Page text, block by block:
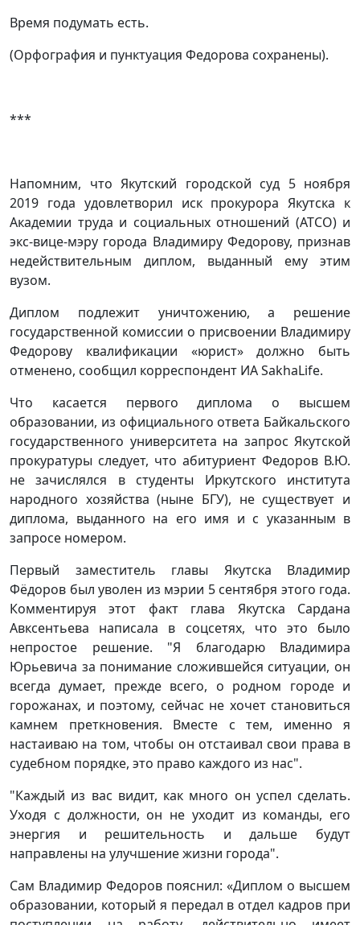
Время подумать есть.
(Орфография и пунктуация Федорова сохранены).
***
Напомним, что Якутский городской суд 5 ноября
2019 года удовлетворил иск прокурора Якутска к
Академии труда и социальных отношений (АТСО) и
экс-вице-мэру города Владимиру Федорову, признав
недействительным диплом, выданный ему этим
вузом.
Диплом подлежит уничтожению, а решение
государственной комиссии о присвоении Владимиру
Федорову квалификации «юрист» должно быть
отменено, сообщил корреспондент ИА SakhaLife.
Что касается первого диплома о высшем
образовании, из официального ответа Байкальского
государственного университета на запрос Якутской
прокуратуры следует, что абитуриент Федоров В.Ю.
не зачислялся в студенты Иркутского института
народного хозяйства (ныне БГУ), не существует и
диплома, выданного на его имя и с указанным в
запросе номером.
Первый заместитель главы Якутска Владимир
Фёдоров был уволен из мэрии 5 сентября этого года.
Комментируя этот факт глава Якутска Сардана
Авксентьева написала в соцсетях, что это было
непростое решение. "Я благодарю Владимира
Юрьевича за понимание сложившейся ситуации, он
всегда думает, прежде всего, о родном городе и
горожанах, и поэтому, сейчас не хочет становиться
камнем преткновения. Вместе с тем, именно я
настаиваю на том, чтобы он отстаивал свои права в
судебном порядке, это право каждого из нас".
"Каждый из вас видит, как много он успел сделать.
Уходя с должности, он не уходит из команды, его
энергия и решительность и дальше будут
направлены на улучшение жизни города".
Сам Владимир Федоров пояснил: «Диплом о высшем
образовании, который я передал в отдел кадров при